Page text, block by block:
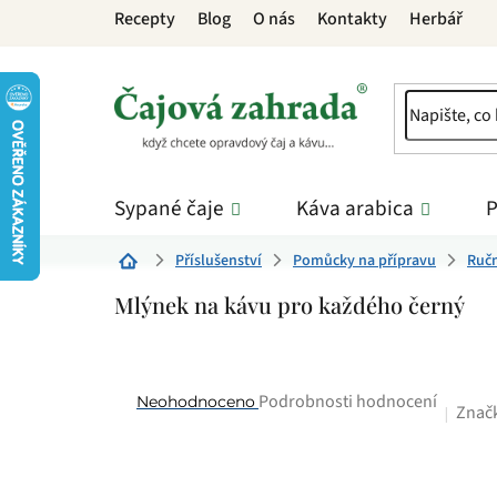
Recepty Blog O nás Kontakty Herbář
Sypané čaje Káva arabica
Domů Příslušenství Pomůcky na přípravu
Mlýnek na kávu pro každého černý
Průměrné
Neohodnoceno Podrobnosti hodnocení